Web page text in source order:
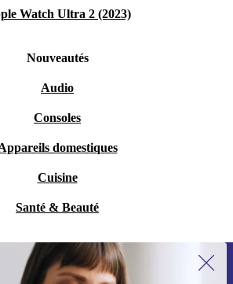
Watch Ultra 2 (2023)
Nouveautés
Audio
Consoles
domestiques
Cuisine
Santé & Beauté
offres et infos de refurbed